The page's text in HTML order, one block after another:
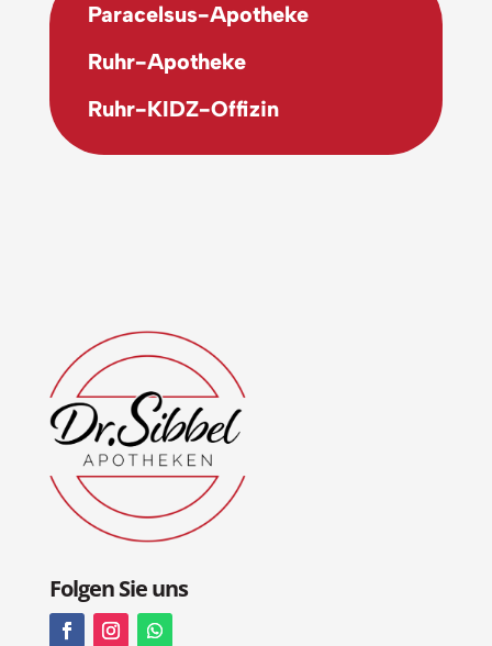
Paracelsus-Apotheke
Ruhr-Apotheke
Ruhr-KIDZ-Offizin
Folgen Sie uns